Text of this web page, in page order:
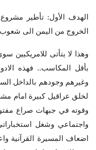
الهدف الأول: تأطير مشروع
الخروج من اليمن الى
وهذا لا يتأتى للامريكيين
بأقل المكاسب.. فهذه
وغيرهم وجودهم بالداخل
لخلق عراقيل كبيرة امام
وقوته في جبهات صراع
واجتماعي وشغل
اضعاف المسيرة القرآنية